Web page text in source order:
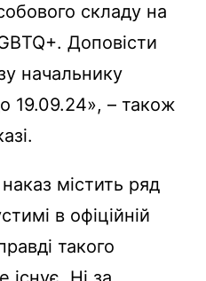
складу на
Доповісти
начальнику
19.09.24», – також
містить ряд
в офіційній
такого